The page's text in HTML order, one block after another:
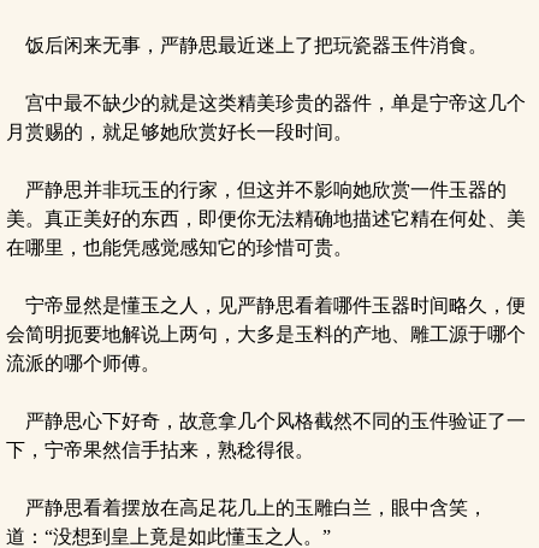
饭后闲来无事，严静思最近迷上了把玩瓷器玉件消食。
宫中最不缺少的就是这类精美珍贵的器件，单是宁帝这几个
月赏赐的，就足够她欣赏好长一段时间。
严静思并非玩玉的行家，但这并不影响她欣赏一件玉器的
美。真正美好的东西，即便你无法精确地描述它精在何处、美
在哪里，也能凭感觉感知它的珍惜可贵。
宁帝显然是懂玉之人，见严静思看着哪件玉器时间略久，便
会简明扼要地解说上两句，大多是玉料的产地、雕工源于哪个
流派的哪个师傅。
严静思心下好奇，故意拿几个风格截然不同的玉件验证了一
下，宁帝果然信手拈来，熟稔得很。
严静思看着摆放在高足花几上的玉雕白兰，眼中含笑，
道：“没想到皇上竟是如此懂玉之人。”